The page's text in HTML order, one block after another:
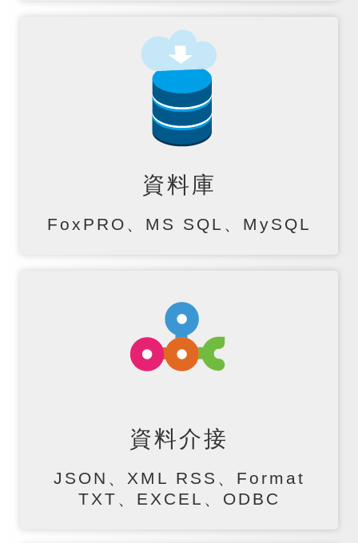
資料庫
FoxPRO、MS SQL、MySQL
資料介接
JSON、XML RSS、Format
TXT、EXCEL、ODBC